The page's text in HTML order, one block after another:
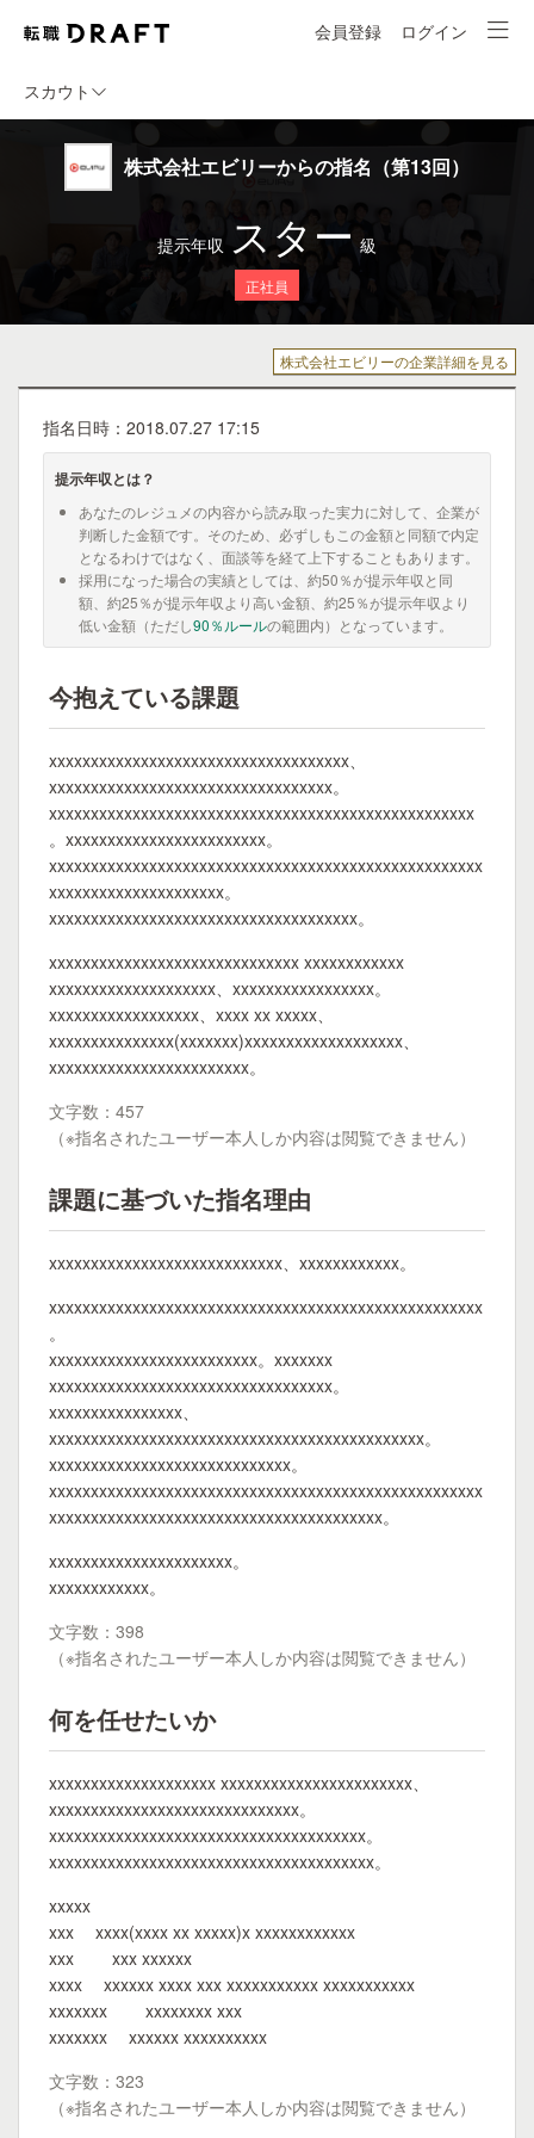
会員登録 ログイン
スカウト
株式会社エビリーからの指名（第13回）
提示年収 スター 級
正社員
株式会社エビリーの企業詳細を見る
指名日時：2018.07.27 17:15
提示年収とは？
あなたのレジュメの内容から読み取った実力に対して、企業が
判断した金額です。そのため、必ずしもこの金額と同額で内定
となるわけではなく、面談等を経て上下することもあります。
採用になった場合の実績としては、約50％が提示年収と同
額、約25％が提示年収より高い金額、約25％が提示年収より
低い金額（ただし90％ルールの範囲内）となっています。
今抱えている課題
xxxxxxxxxxxxxxxxxxxxxxxxxxxxxxxxxxxx、
xxxxxxxxxxxxxxxxxxxxxxxxxxxxxxxxxx。
xxxxxxxxxxxxxxxxxxxxxxxxxxxxxxxxxxxxxxxxxxxxxxxxxxx
。xxxxxxxxxxxxxxxxxxxxxxxx。
xxxxxxxxxxxxxxxxxxxxxxxxxxxxxxxxxxxxxxxxxxxxxxxxxxxx
xxxxxxxxxxxxxxxxxxxxx。
xxxxxxxxxxxxxxxxxxxxxxxxxxxxxxxxxxxxx。
xxxxxxxxxxxxxxxxxxxxxxxxxxxxxx xxxxxxxxxxxx
xxxxxxxxxxxxxxxxxxxx、xxxxxxxxxxxxxxxxx。
xxxxxxxxxxxxxxxxxx、xxxx xx xxxxx、
xxxxxxxxxxxxxxx(xxxxxxx)xxxxxxxxxxxxxxxxxxx、
xxxxxxxxxxxxxxxxxxxxxxxx。
文字数：457
（※指名されたユーザー本人しか内容は閲覧できません）
課題に基づいた指名理由
xxxxxxxxxxxxxxxxxxxxxxxxxxxx、xxxxxxxxxxxx。
xxxxxxxxxxxxxxxxxxxxxxxxxxxxxxxxxxxxxxxxxxxxxxxxxxxx
。
xxxxxxxxxxxxxxxxxxxxxxxxx。xxxxxxx
xxxxxxxxxxxxxxxxxxxxxxxxxxxxxxxxxx。
xxxxxxxxxxxxxxxx、
xxxxxxxxxxxxxxxxxxxxxxxxxxxxxxxxxxxxxxxxxxxxx。
xxxxxxxxxxxxxxxxxxxxxxxxxxxxx。
xxxxxxxxxxxxxxxxxxxxxxxxxxxxxxxxxxxxxxxxxxxxxxxxxxxx
xxxxxxxxxxxxxxxxxxxxxxxxxxxxxxxxxxxxxxxx。
xxxxxxxxxxxxxxxxxxxxxx。
xxxxxxxxxxxx。
文字数：398
（※指名されたユーザー本人しか内容は閲覧できません）
何を任せたいか
xxxxxxxxxxxxxxxxxxxx xxxxxxxxxxxxxxxxxxxxxxx、
xxxxxxxxxxxxxxxxxxxxxxxxxxxxxx。
xxxxxxxxxxxxxxxxxxxxxxxxxxxxxxxxxxxxxx。
xxxxxxxxxxxxxxxxxxxxxxxxxxxxxxxxxxxxxxx。
xxxxx
xxx xxxx(xxxx xx xxxxx)x xxxxxxxxxxxx
xxx xxx xxxxxx
xxxx xxxxxx xxxx xxx xxxxxxxxxxx xxxxxxxxxxx
xxxxxxx xxxxxxxx xxx
xxxxxxx xxxxxx xxxxxxxxxx
文字数：323
（※指名されたユーザー本人しか内容は閲覧できません）